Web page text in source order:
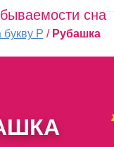
сна
Р / Рубашка